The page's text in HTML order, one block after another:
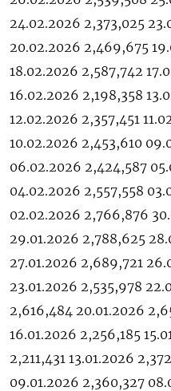
24.02.2026 2,373,025
20.02.2026 2,469,675
18.02.2026 2,587,742
16.02.2026 2,198,358
12.02.2026 2,357,451
10.02.2026 2,453,610
06.02.2026 2,424,587
04.02.2026 2,557,558
02.02.2026 2,766,876
29.01.2026 2,788,625
27.01.2026 2,689,721
23.01.2026 2,535,978
2,616,484 20.01.2026
16.01.2026 2,256,185
2,211,431 13.01.2026
09.01.2026 2,360,327